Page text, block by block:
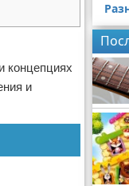
концепциях
и